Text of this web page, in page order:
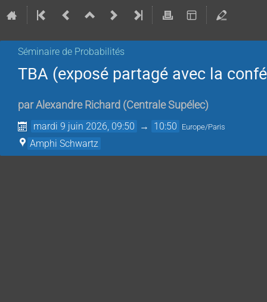
Séminaire de Probabilités
TBA (exposé partagé avec la
parAlexandre Richard (Centrale Supélec)
mardi 9 juin 2026, 09:50 → 10:50 Europe/Paris
Amphi Schwartz